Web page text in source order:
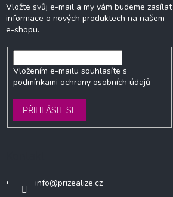
Vložte svůj e-mail a my vám budeme zasílat
informace o nových produktech na našem
e-shopu.
Vložením e-mailu souhlasíte s
podmínkami ochrany osobních údajů
PŘIHLÁSIT SE
info@prizealize.cz